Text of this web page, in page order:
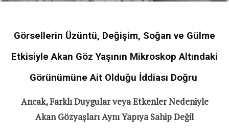
Görsellerin Üzüntü, Değişim, Soğan ve Gülme
Etkisiyle Akan Göz Yaşının Mikroskop Altındaki
Görünümüne Ait Olduğu İddiası Doğru
Ancak, Farklı Duygular veya Etkenler Nedeniyle
Akan Gözyaşları Aynı Yapıya Sahip Değil